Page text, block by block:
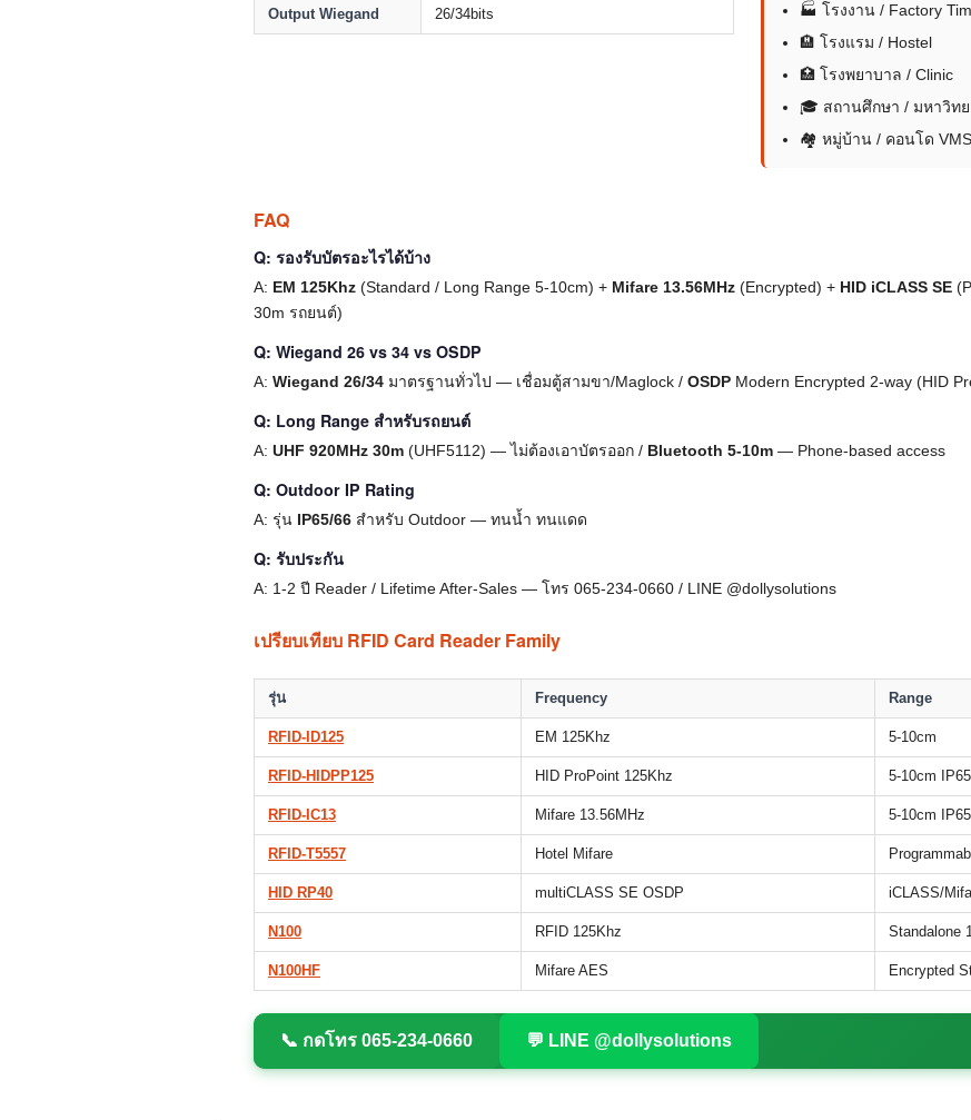
Output Wiegand 26/34bits
🏭 โรงงาน / Factory
🏨 โรงแรม / Hostel
🏥 โรงพยาบาล / Clinic
🎓 สถานศึกษา / มหาวิท
🏘 หมู่บ้าน / คอนโด VMS
FAQ
Q: รองรับบัตรอะไรได้บ้าง
A: EM 125Khz (Standard / Long Range 5-10cm) + Mifare 13.56MHz (Encrypted) + HID iCLASS SE
30m รถยนต์)
Q: Wiegand 26 vs 34 vs OSDP
A: Wiegand 26/34 มาตรฐานทั่วไป — เชื่อมตู้สามขา/Maglock / OSDP Modern Encrypted 2-way (HID
Q: Long Range สำหรับรถยนต์
A: UHF 920MHz 30m (UHF5112) — ไม่ต้องเอาบัตรออก / Bluetooth 5-10m — Phone-based access
Q: Outdoor IP Rating
A: รุ่น IP65/66 สำหรับ Outdoor — ทนน้ำ ทนแดด
Q: รับประกัน
A: 1-2 ปี Reader / Lifetime After-Sales — โทร 065-234-0660 / LINE @dollysolutions
เปรียบเทียบ RFID Card Reader Family
รุ่น Frequency Range
RFID-ID125 EM 125Khz 5-10cm
RFID-HIDPP125 HID ProPoint 125Khz 5-10cm IP65
RFID-IC13 Mifare 13.56MHz 5-10cm IP65
RFID-T5557 Hotel Mifare
HID RP40 multiCLASS SE OSDP iCLASS/
N100 RFID 125Khz Standalone
N100HF Mifare AES Encrypted
📞 กดโทร 065-234-0660 💬 LINE @dollysolutions